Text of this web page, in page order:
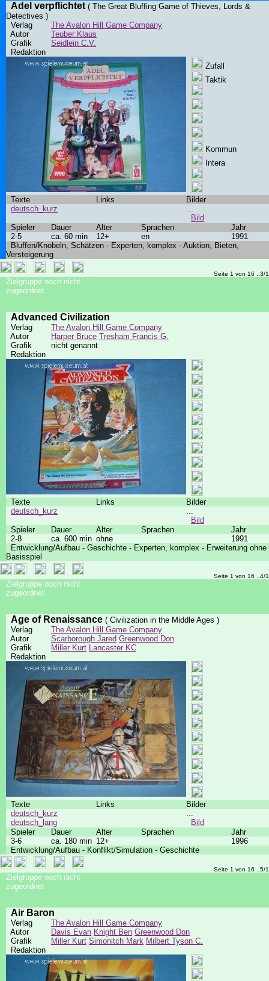
Adel verpflichtet ( The Great Bluffing Game of Thieves, Lords &
Detectives )
Verlag
The Avalon Hill Game Company
Autor
Teuber Klaus
Grafik
Seidlein C.V.
Redaktion
Zufall
Taktik
Kommun
Intera
Texte Links
Bilder
deutsch_kurz
...
Bild
Spieler
Dauer Alter Sprachen
Jahr
2-5
ca. 60 min 12+ en
1991
Bluffen/Knobeln, Schätzen - Experten, komplex - Auktion, Bieten,
Versteigerung
Seite 1 von 16 ..3/
Zielgruppe noch nicht
zugeordnet
Advanced Civilization
Verlag
The Avalon Hill Game Company
Autor
Harper Bruce Tresham Francis G.
Grafik
nicht genannt
Redaktion
Texte Links
Bilder
deutsch_kurz
...
Bild
Spieler
Dauer Alter Sprachen
Jahr
2-8
ca. 600 min ohne
1991
Entwicklung/Aufbau - Geschichte - Experten, komplex - Erweiterung ohne
Basisspiel
Seite 1 von 16 ..4/
Zielgruppe noch nicht
zugeordnet
Age of Renaissance ( Civilization in the Middle Ages )
Verlag
The Avalon Hill Game Company
Autor
Scarborough Jared Greenwood Don
Grafik
Miller Kurt Lancaster KC
Redaktion
Texte Links
Bilder
deutsch_kurz
deutsch_lang
...
Bild
Spieler
Dauer Alter Sprachen
Jahr
3-6
ca. 180 min 12+
1996
Entwicklung/Aufbau - Konflikt/Simulation - Geschichte
Seite 1 von 16 ..5/
Zielgruppe noch nicht
zugeordnet
Air Baron
Verlag
The Avalon Hill Game Company
Autor
Davis Evan Knight Ben Greenwood Don
Grafik
Miller Kurt Simonitch Mark Milbert Tyson C.
Redaktion